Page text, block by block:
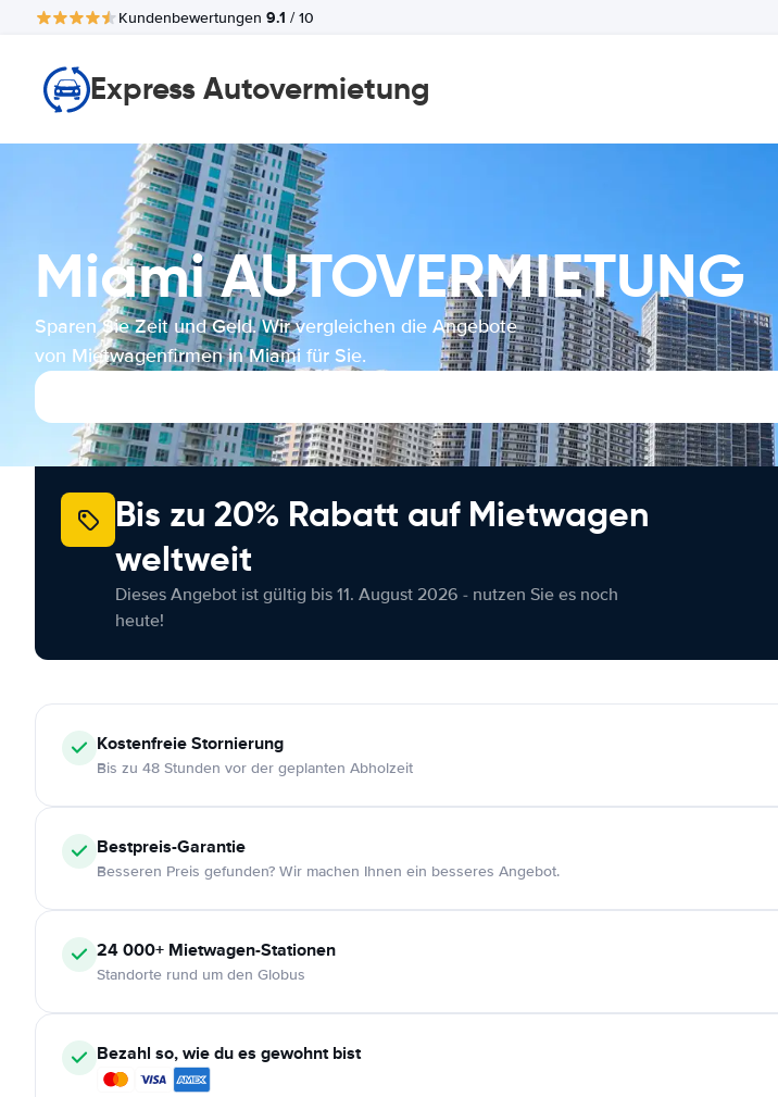
Kundenbewertungen 9.1 / 10
Express Autovermietung
Miami AUTOVERMIETUNG
Sparen Sie Zeit und Geld. Wir vergleichen die Angebote
von Mietwagenfirmen in Miami für Sie.
Bis zu 20% Rabatt auf Mietwagen
weltweit
Dieses Angebot ist gültig bis 11. August 2026 - nutzen Sie es noch
heute!
KostenfreieStornierung
Bis zu 48 Stunden vor der geplanten Abholzeit
Bestpreis-Garantie
Besseren Preis gefunden? Wir machen Ihnen ein besseres Angebot.
24 000+ Mietwagen-Stationen
Standorte rund um den Globus
Bezahl so, wie du es gewohnt bist